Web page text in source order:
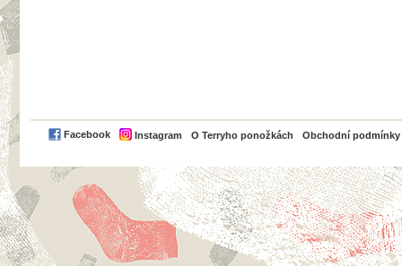
Facebook Instagram O Terryho ponožkách Obchodní podmínky
PayPal